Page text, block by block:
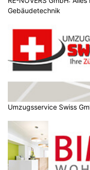
Gebäudetechnik
Umzugsservice Swiss